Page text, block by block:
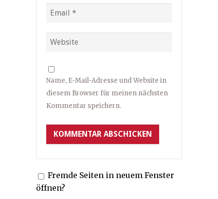
Name, E-Mail-Adresse und Website in
diesem Browser für meinen nächsten
Kommentar speichern.
Fremde Seiten in neuem Fenster
öffnen?